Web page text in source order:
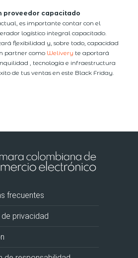
proveedor capacitado
es importante contar con el
logístico integral capacitado.
flexibilidad y, sobre todo, capacidad
partner como Welivery te aportará
, tecnología e infraestructura
de tus ventas en este Black Friday.
frecuentes
privacidad